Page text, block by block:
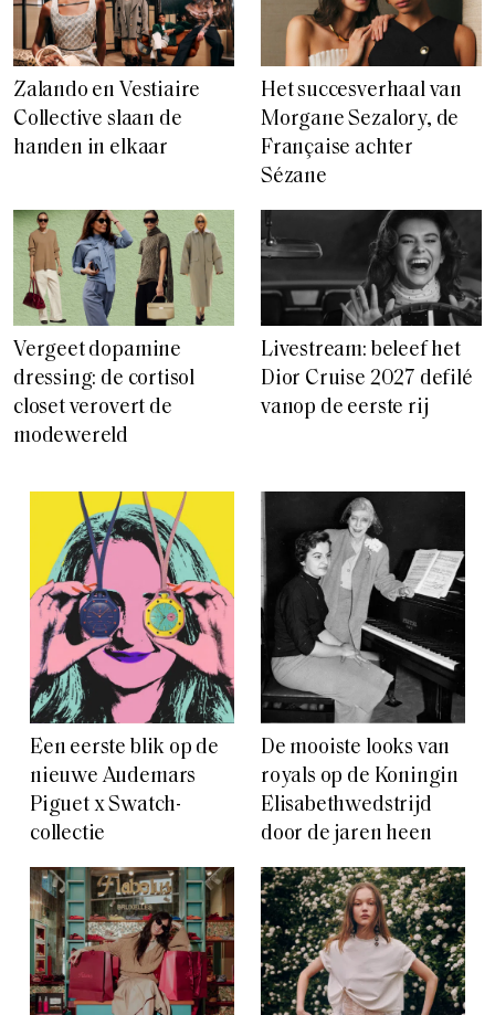
Zalando en Vestiaire
Collective slaan de
handen in elkaar
Het succesverhaal van
Morgane Sezalory, de
Française achter
Sézane
Vergeet dopamine
dressing: de cortisol
closet verovert de
modewereld
Livestream: beleef het
Dior Cruise 2027 defilé
vanop de eerste rij
Een eerste blik op de
nieuwe Audemars
Piguet x Swatch-
collectie
De mooiste looks van
royals op de Koningin
Elisabethwedstrijd
door de jaren heen